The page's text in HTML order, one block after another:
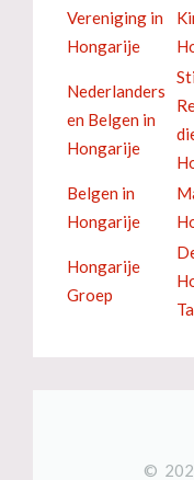
Vereniging in
Hongarije
Nederlanders
en Belgen in
Hongarije
Belgen in
Hongarije
Hongarije
Groep
©